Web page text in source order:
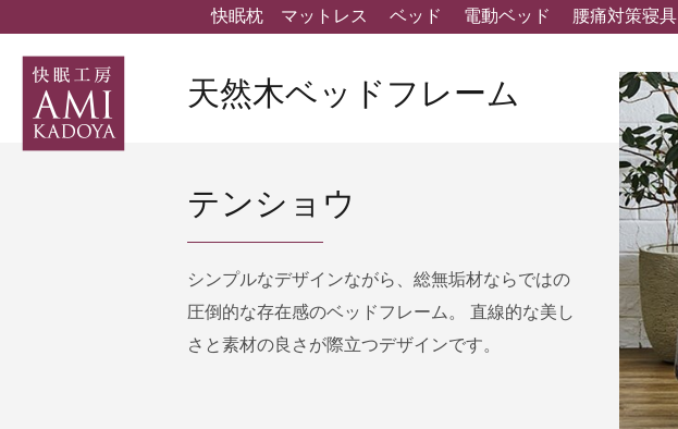
快眠枕 マットレス ベッド 電動ベッド 腰痛対策寝具
天然木ベッドフレーム
テンショウ
シンプルなデザインながら、総無垢材ならではの
圧倒的な存在感のベッドフレーム。 直線的な美し
さと素材の良さが際立つデザインです。